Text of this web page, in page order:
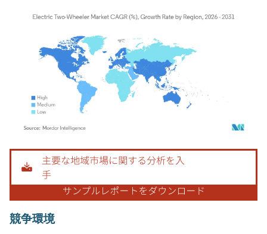
画像 © Mordor Intelligence。再利用にはCC BY 4.0の表示が必要です。
競争環境